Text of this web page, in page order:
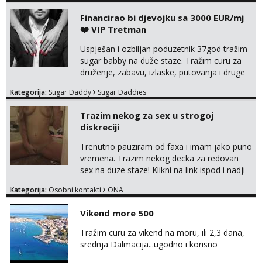
Financirao bi djevojku sa 3000 EUR/mj
❤️ VIP Tretman
Uspješan i ozbiljan poduzetnik 37god tražim
sugar babby na duže staze. Tražim curu za
druženje, zabavu, izlaske, putovanja i druge
otvorena, komunikativna, zgodna i atraktivna
markodalic37@gmail.com
Kategorija: Sugar Daddy Sugar Daddies
Trazim nekog za sex u strogoj
diskreciji
Trenutno pauziram od faxa i imam jako puno
vremena. Trazim nekog decka za redovan
sex na duze staze! Klikni na link ispod i nadji
Kategorija: Osobni kontakti ONA
Vikend more 500
Tražim curu za vikend na moru, ili 2,3 dana,
srednja Dalmacija...ugodno i korisno